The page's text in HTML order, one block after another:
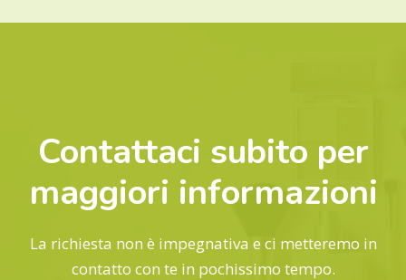
Contattaci subito per
maggiori informazioni
La richiesta non è impegnativa e ci metteremo in
contatto con te in pochissimo tempo.